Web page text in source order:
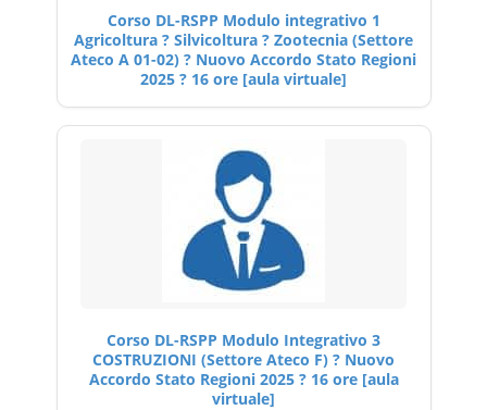
Corso DL-RSPP Modulo integrativo 1
Agricoltura ? Silvicoltura ? Zootecnia (Settore
Ateco A 01-02) ? Nuovo Accordo Stato Regioni
2025 ? 16 ore [aula virtuale]
Corso DL-RSPP Modulo Integrativo 3
COSTRUZIONI (Settore Ateco F) ? Nuovo
Accordo Stato Regioni 2025 ? 16 ore [aula
virtuale]